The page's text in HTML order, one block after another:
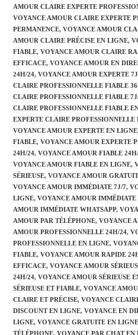
AMOUR CLAIRE EXPERTE
VOYANCE AMOUR CLAIRE EXPERTE
PERMANENCE, VOYANCE AMOUR
AMOUR CLAIRE PRÉCISE EN LIGNE,
FIABLE, VOYANCE AMOUR CLAIRE
EFFICACE, VOYANCE AMOUR EN
24H/24, VOYANCE AMOUR EXPERTE
CLAIRE PROFESSIONNELLE FIABLE
CLAIRE PROFESSIONNELLE FIABLE
CLAIRE PROFESSIONNELLE FIABLE
EXPERTE CLAIRE
VOYANCE AMOUR EXPERTE EN LIGNE,
FIABLE, VOYANCE AMOUR EXPERTE
24H/24, VOYANCE AMOUR FIABLE
VOYANCE AMOUR FIABLE EN LIGNE,
SÉRIEUSE, VOYANCE AMOUR
VOYANCE AMOUR IMMÉDIATE 7J/7,
LIGNE, VOYANCE AMOUR IMMÉDIATE
AMOUR IMMÉDIATE WHATSAPP,
AMOUR PAR TÉLÉPHONE, VOYANCE
AMOUR PROFESSIONNELLE 24H/24,
PROFESSIONNELLE EN LIGNE,
FIABLE, VOYANCE AMOUR RAPIDE
EFFICACE, VOYANCE AMOUR
24H/24, VOYANCE AMOUR SÉRIEUSE
SÉRIEUSE ET FIABLE, VOYANCE
CLAIRE ET PRÉCISE, VOYANCE
DISCOUNT EN LIGNE, VOYANCE EN
LIGNE, VOYANCE GRATUITE EN
TÉLÉPHONE, VOYANCE PAR CHAT EN